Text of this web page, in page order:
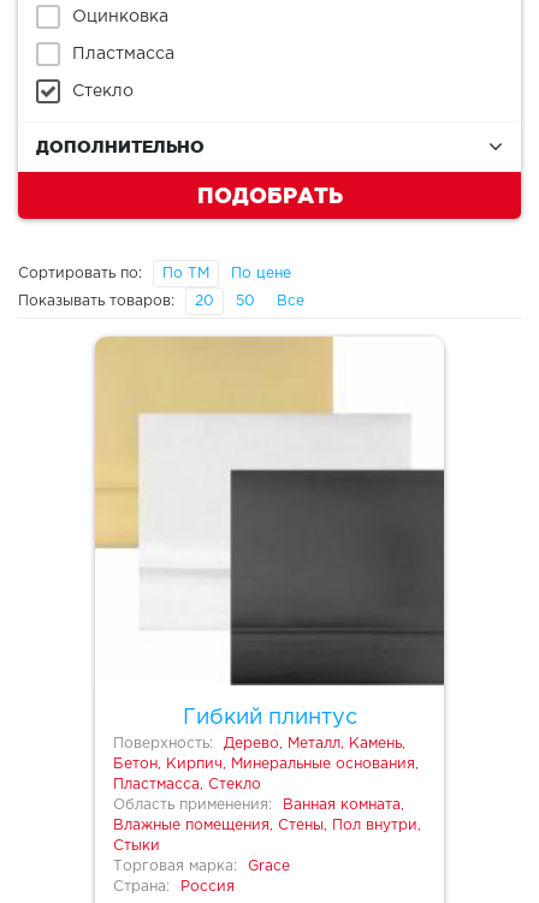
Оцинковка
Пластмасса
Стекло
ДОПОЛНИТЕЛЬНО
ПОДОБРАТЬ
Сортировать по: По ТМ По цене
Показывать товаров: 20 50 Все
Гибкий плинтус
Поверхность:
Дерево, Металл, Камень,
Бетон, Кирпич, Минеральные основания,
Пластмасса, Стекло
Область применения:
Ванная комната,
Влажные помещения, Стены, Пол внутри,
Стыки
Торговая марка:
Grace
Страна:
Россия